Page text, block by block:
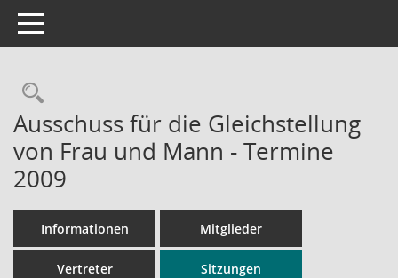
Toggle navigation
Rechercheauswahl
Ausschuss für die Gleichstellung
von Frau und Mann - Termine
2009
Informationen Mitglieder
Vertreter Sitzungen